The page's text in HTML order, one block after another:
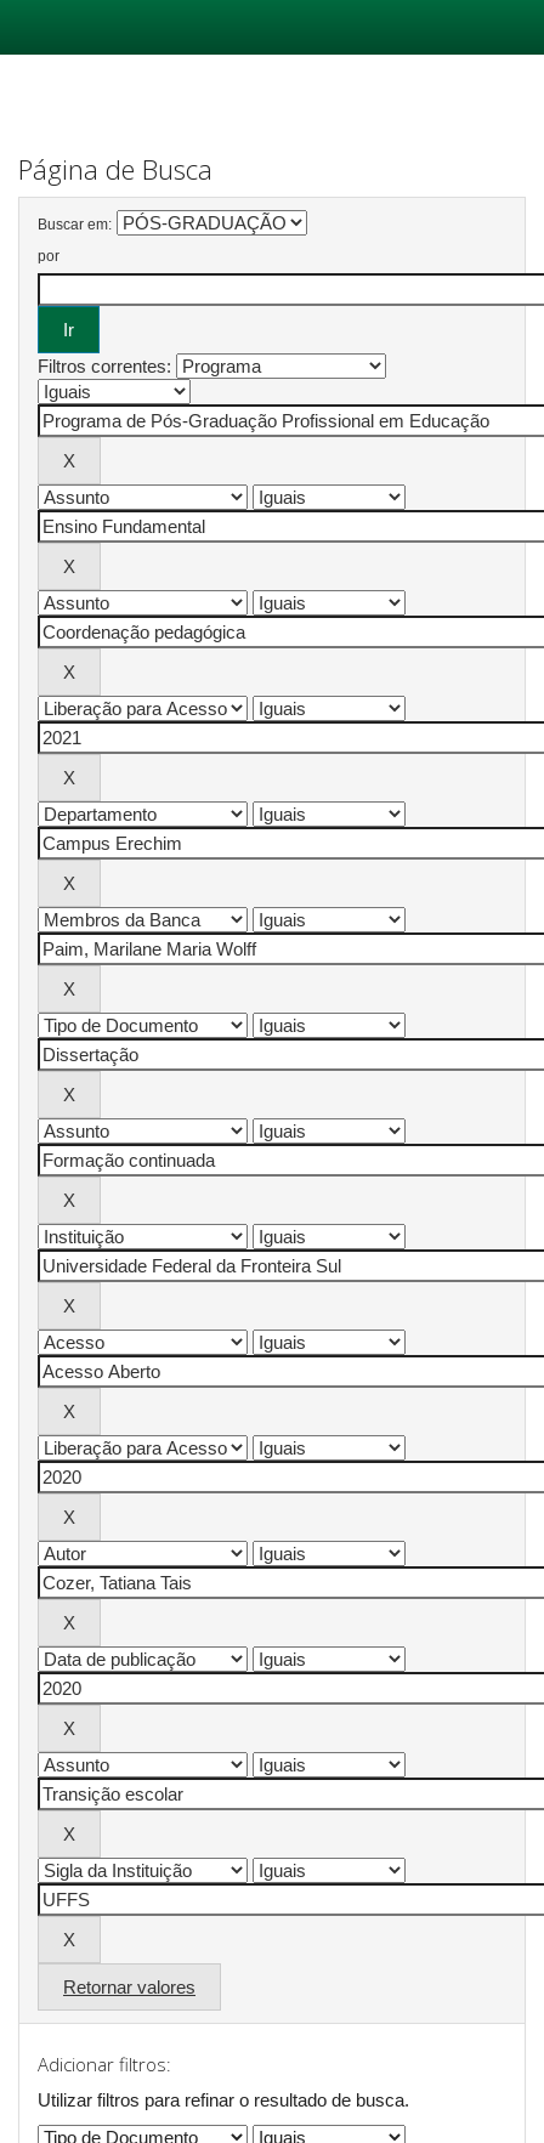
Página de Busca
Buscar em:
por
Filtros correntes:
Retornar valores
Adicionar filtros:
Utilizar filtros para refinar o resultado de busca.